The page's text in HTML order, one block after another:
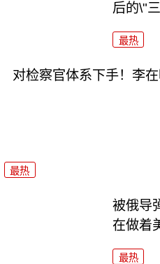
后的\"
最热
对检察官体系下手！李
最热
被俄导
在做着
最热